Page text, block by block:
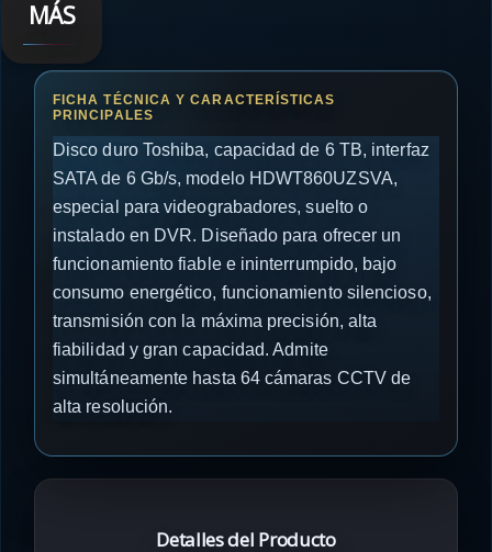
MÁS
Disco duro Toshiba, capacidad de 6 TB, interfaz
SATA de 6 Gb/s, modelo HDWT860UZSVA,
especial para videograbadores, suelto o
instalado en DVR. Diseñado para ofrecer un
funcionamiento fiable e ininterrumpido, bajo
consumo energético, funcionamiento silencioso,
transmisión con la máxima precisión, alta
fiabilidad y gran capacidad. Admite
simultáneamente hasta 64 cámaras CCTV de
alta resolución.
Detalles del Producto